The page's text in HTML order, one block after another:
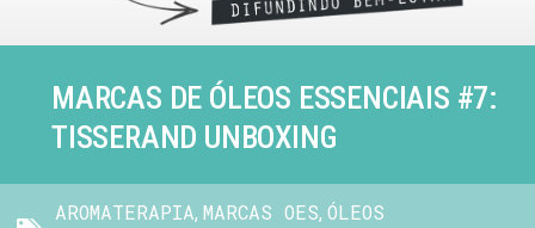
MARCAS DE ÓLEOS ESSENCIAIS #7:
TISSERAND UNBOXING
AROMATERAPIA, MARCAS OES, ÓLEOS